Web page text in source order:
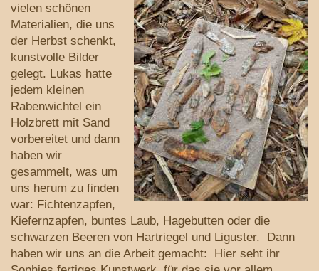
vielen schönen
Materialien, die uns
der Herbst schenkt,
kunstvolle Bilder
gelegt. Lukas hatte
jedem kleinen
Rabenwichtel ein
Holzbrett mit Sand
vorbereitet und dann
haben wir
gesammelt, was um
uns herum zu finden
war: Fichtenzapfen,
Kiefernzapfen, buntes Laub, Hagebutten oder die
schwarzen Beeren von Hartriegel und Liguster. Dann
haben wir uns an die Arbeit gemacht: Hier seht ihr